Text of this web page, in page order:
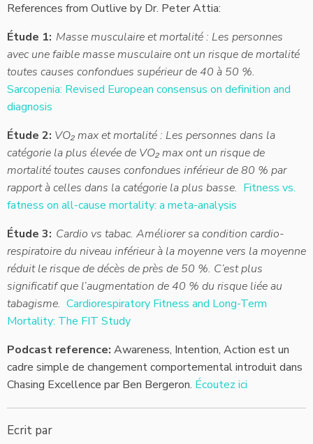
References from Outlive by Dr. Peter Attia:
Étude 1: Masse musculaire et mortalité : Les personnes
avec une faible masse musculaire ont un risque de mortalité
toutes causes confondues supérieur de 40 à 50 %.
Sarcopenia: Revised European consensus on definition and
diagnosis
Étude 2: VO₂ max et mortalité : Les personnes dans la
catégorie la plus élevée de VO₂ max ont un risque de
mortalité toutes causes confondues inférieur de 80 % par
rapport à celles dans la catégorie la plus basse. Fitness vs.
fatness on all-cause mortality: a meta-analysis
Étude 3: Cardio vs tabac. Améliorer sa condition cardio-
respiratoire du niveau inférieur à la moyenne vers la moyenne
réduit le risque de décès de près de 50 %. C’est plus
significatif que l’augmentation de 40 % du risque liée au
tabagisme. Cardiorespiratory Fitness and Long-Term
Mortality: The FIT Study
Podcast reference: Awareness, Intention, Action est un
cadre simple de changement comportemental introduit dans
Chasing Excellence par Ben Bergeron. Écoutez ici
Ecrit par